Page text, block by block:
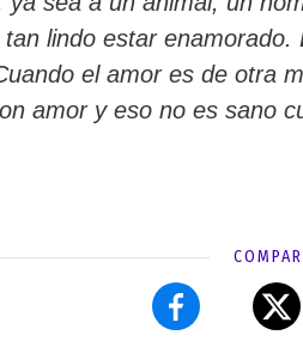
lindo estar
el amor es de otra
amor y eso no es sano